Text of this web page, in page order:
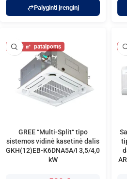
Palyginti įrenginį
40
GREE “Multi-Split“ tipo
sistemos vidinė kasetinė dalis
GKH(12)EB-K6DNA5A/I 3,5/4,0
kW